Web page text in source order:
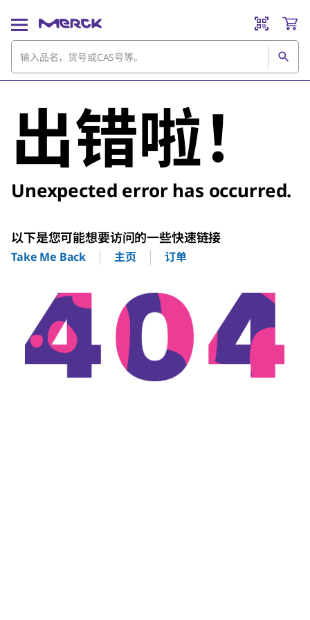
出错啦！
Unexpected error has occurred.
以下是您可能想要访问的一些快速链接
Take Me Back 主页 订单